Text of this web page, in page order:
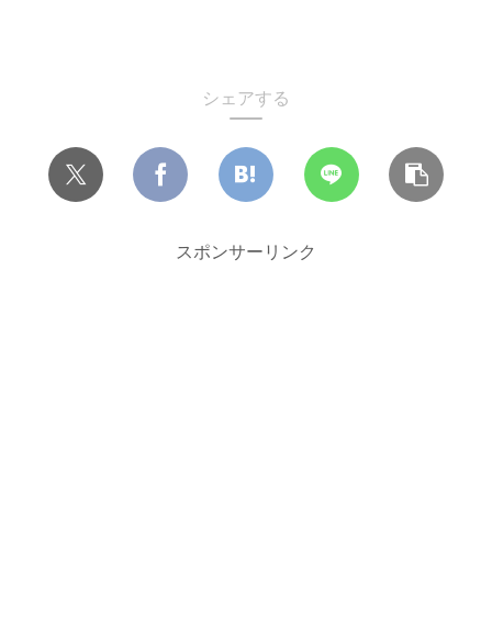
シェアする
スポンサーリンク